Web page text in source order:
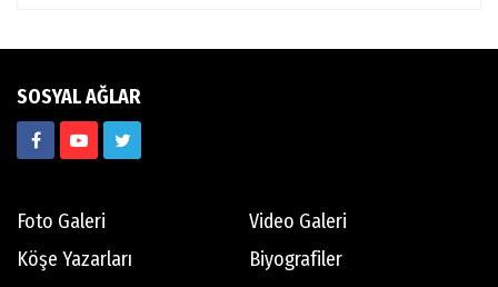
SOSYAL AĞLAR
Foto Galeri
Video Galeri
Köşe Yazarları
Biyografiler